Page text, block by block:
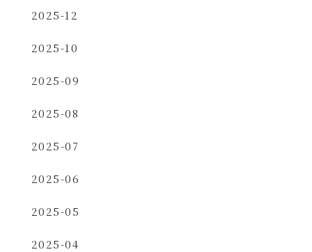
2025-12
2025-10
2025-09
2025-08
2025-07
2025-06
2025-05
2025-04